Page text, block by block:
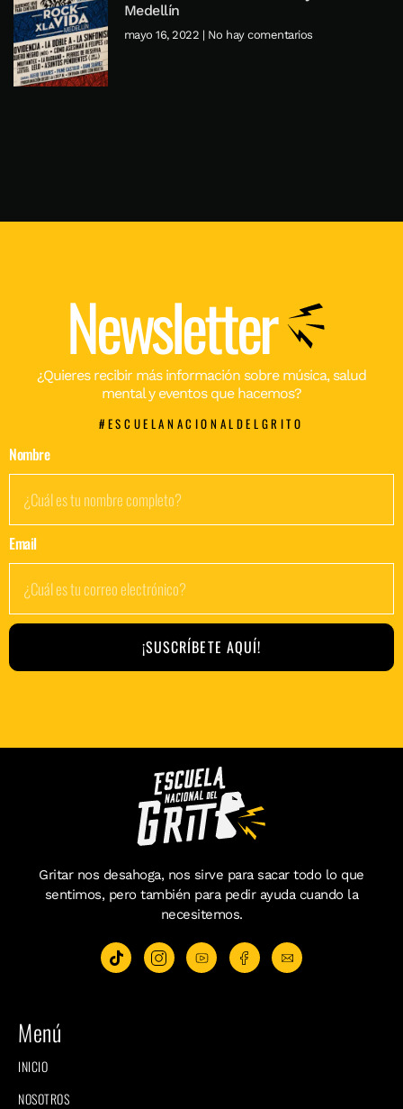
Medellín
mayo 16, 2022 No hay comentarios
Newsletter
¿Quieres recibir más información sobre música, salud
mental y eventos que hacemos?
#ESCUELANACIONALDELGRITO
Nombre
Email
¡SUSCRÍBETE AQUÍ!
Gritar nos desahoga, nos sirve para sacar todo lo que
sentimos, pero también para pedir ayuda cuando la
necesitemos.
Menú
INICIO
NOSOTROS